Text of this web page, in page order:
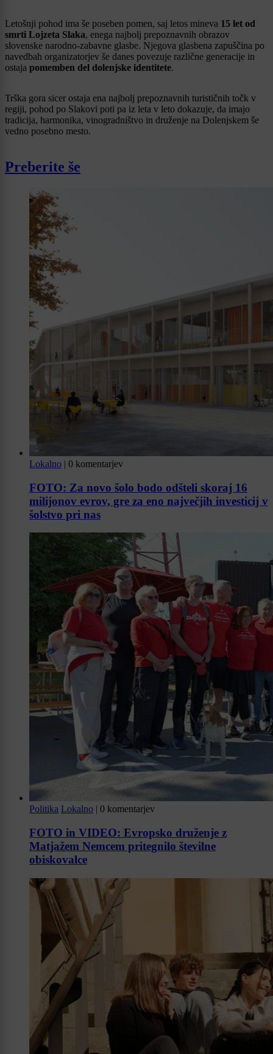
Letošnji pohod ima še poseben pomen, saj letos mineva 15 let od
smrti Lojzeta Slaka, enega najbolj prepoznavnih obrazov
slovenske narodno-zabavne glasbe. Njegova glasbena zapuščina po
navedbah organizatorjev še danes povezuje različne generacije in
ostaja pomemben del dolenjske identitete.
Trška gora sicer ostaja ena najbolj prepoznavnih turističnih točk v
regiji, pohod po Slakovi poti pa iz leta v leto dokazuje, da imajo
tradicija, harmonika, vinogradništvo in druženje na Dolenjskem še
vedno posebno mesto.
Preberite še
Lokalno | 0 komentarjev
FOTO: Za novo šolo bodo odšteli skoraj 16
milijonov evrov, gre za eno največjih investicij v
šolstvo pri nas
Politika Lokalno | 0 komentarjev
FOTO in VIDEO: Evropsko druženje z
Matjažem Nemcem pritegnilo številne
obiskovalce